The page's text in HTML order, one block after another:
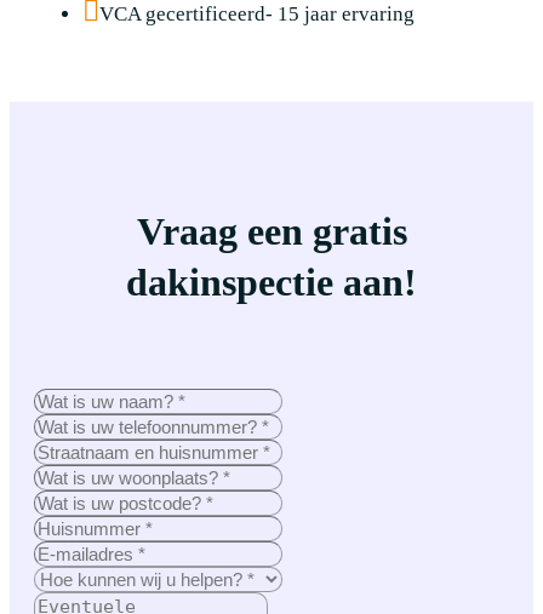
VCA gecertificeerd- 15 jaar ervaring
Vraag een gratis
dakinspectie aan!